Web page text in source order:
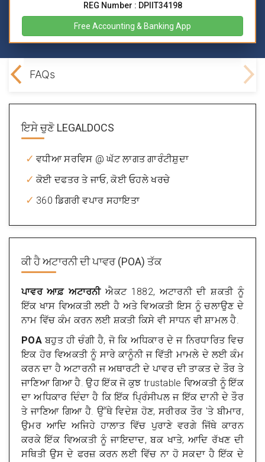
REG Number : DPIIT34198
Free Accounting & Banking App
FAQs
ਇਸੇ ਚੁਣੋ LEGALDOCS
ਵਧੀਆ ਸਰਵਿਸ @ ਘੱਟ ਲਾਗਤ ਗਾਰੰਟੀਸ਼ੁਦਾ
ਕੋਈ ਦਫਤਰ ਤੇ ਜਾਓ, ਕੋਈ ਓਹਲੇ ਖਰਚੇ
360 ਡਿਗਰੀ ਵਪਾਰ ਸਹਾਇਤਾ
ਕੀ ਹੈਅਟਾਰਨੀ ਦੀ ਪਾਵਰ (POA) ਤੱਕ
ਪਾਵਰ ਆਫ਼ ਅਟਾਰਨੀਐਕਟ 1882, ਅਟਾਰਨੀ ਦੀ ਸ਼ਕਤੀ ਨੂੰ
ਇੱਕ ਖਾਸ ਵਿਅਕਤੀ ਲਈ ਹੈ ਅਤੇ ਵਿਅਕਤੀ ਇਸ ਨੂੰ ਚਲਾਉਣ ਦੇ
ਨਾਮ ਵਿੱਚ ਕੰਮ ਕਰਨ ਲਈ ਸ਼ਕਤੀ ਕਿਸੇ ਵੀ ਸਾਧਨ ਵੀ ਸ਼ਾਮਲ ਹੈ.
POAਬਹੁਤ ਹੀ ਚੰਗੀ ਹੈ, ਜੋ ਕਿ ਅਧਿਕਾਰ ਦੇ ਜ ਨਿਰਧਾਰਿਤ ਵਿਚ
ਇਕ ਹੋਰ ਵਿਅਕਤੀ ਨੂੰ ਸਾਰੇ ਕਾਨੂੰਨੀ ਜ ਵਿੱਤੀ ਮਾਮਲੇ ਦੇ ਲਈ ਕੰਮ
ਕਰਨ ਦਾ ਹੈ ਅਟਾਰਨੀ ਜ ਅਥਾਰਟੀ ਦੇ ਪਾਵਰ ਦੀ ਤਾਕਤ ਦੇ ਤੌਰ ਤੇ
ਜਾਣਿਆ ਗਿਆ ਹੈ. ਉਹ ਇੱਕ ਜੋ ਕੁਝ trustable ਵਿਅਕਤੀ ਨੂੰ ਇੱਕ
ਦਾ ਅਧਿਕਾਰ ਦਿੰਦਾ ਹੈ ਕਿ ਇੱਕ ਪ੍ਰਿੰਸੀਪਲ ਜ ਇੱਕ ਦਾਨੀ ਦੇ ਤੌਰ
ਤੇ ਜਾਣਿਆ ਗਿਆ ਹੈ. ਉੱਥੇ ਵਿਦੇਸ਼ ਹੋਣ, ਸਰੀਰਕ ਤੌਰ 'ਤੇ ਬੀਮਾਰ,
ਉਮਰ ਆਦਿ ਅਜਿਹੇ ਹਾਲਾਤ ਵਿੱਚ ਪੁਰਾਣੇ ਵਰਗੇ ਜਿੱਥੇ ਕਾਰਨ
ਕਰਕੇ ਇੱਕ ਵਿਅਕਤੀ ਨੂੰ ਜਾਇਦਾਦ, ਬਕ ਖਾਤੇ, ਆਦਿ ਰੱਖਣ ਦੀ
ਸਥਿਤੀ ਉਸ ਦੇ ਫਰਜ਼ ਕਰਨ ਲਈ ਵਿੱਚ ਨਾ ਹੋ ਸਕਦਾ ਹੈ ਇੱਕ ਦੇ